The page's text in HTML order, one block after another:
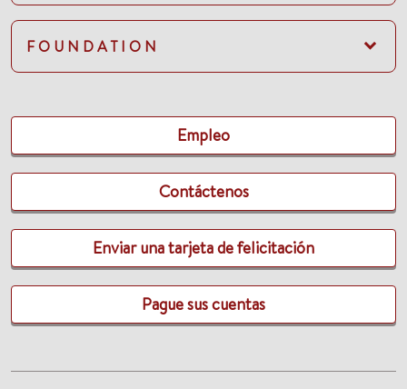
FOUNDATION
Empleo
Contáctenos
Enviar una tarjeta de felicitación
Pague sus cuentas